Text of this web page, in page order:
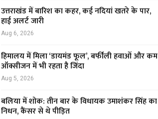
उत्तराखंड में बारिश का कहर, कई नदियां खतरे के पार,
हाई अलर्ट जारी
Aug 6, 2026
हिमालय में मिला ‘डायमंड फूल’, बर्फीली हवाओं और कम
ऑक्सीजन में भी रहता है जिंदा
Aug 5, 2026
बलिया में शोक: तीन बार के विधायक उमाशंकर सिंह का
निधन, कैंसर से थे पीड़ित